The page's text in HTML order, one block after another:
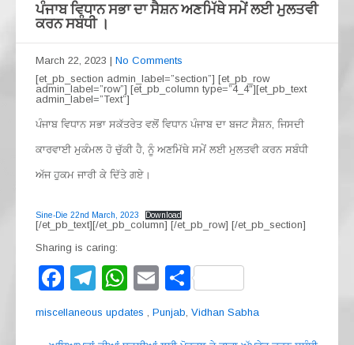
ਪੰਜਾਬ ਵਿਧਾਨ ਸਭਾ ਦਾ ਸੈਸ਼ਨ ਅਣਮਿੱਥੇ ਸਮੇਂ ਲਈ ਮੁਲਤਵੀ
ਕਰਨ ਸਬੰਧੀ ।
March 22, 2023 | No Comments
[et_pb_section admin_label=”section”] [et_pb_row
admin_label=”row”] [et_pb_column type=”4_4″][et_pb_text
admin_label=”Text”]
ਪੰਜਾਬ ਵਿਧਾਨ ਸਭਾ ਸਕੱਤਰੇਤ ਵਲੋਂ ਵਿਧਾਨ ਪੰਜਾਬ ਦਾ ਬਜਟ ਸੈਸ਼ਨ, ਜਿਸਦੀ
ਕਾਰਵਾਈ ਮੁਕੰਮਲ ਹੋ ਚੁੱਕੀ ਹੈ, ਨੂੰ ਅਣਮਿੱਥੇ ਸਮੇਂ ਲਈ ਮੁਲਤਵੀ ਕਰਨ ਸਬੰਧੀ
ਅੱਜ ਹੁਕਮ ਜਾਰੀ ਕੇ ਦਿੱਤੇ ਗਏ।
Sine-Die 22nd March, 2023 Download
[/et_pb_text][/et_pb_column] [/et_pb_row] [/et_pb_section]
Sharing is caring:
F
a
T
el
W
h
E
m
S
h
miscellaneous updates , Punjab, Vidhan Sabha